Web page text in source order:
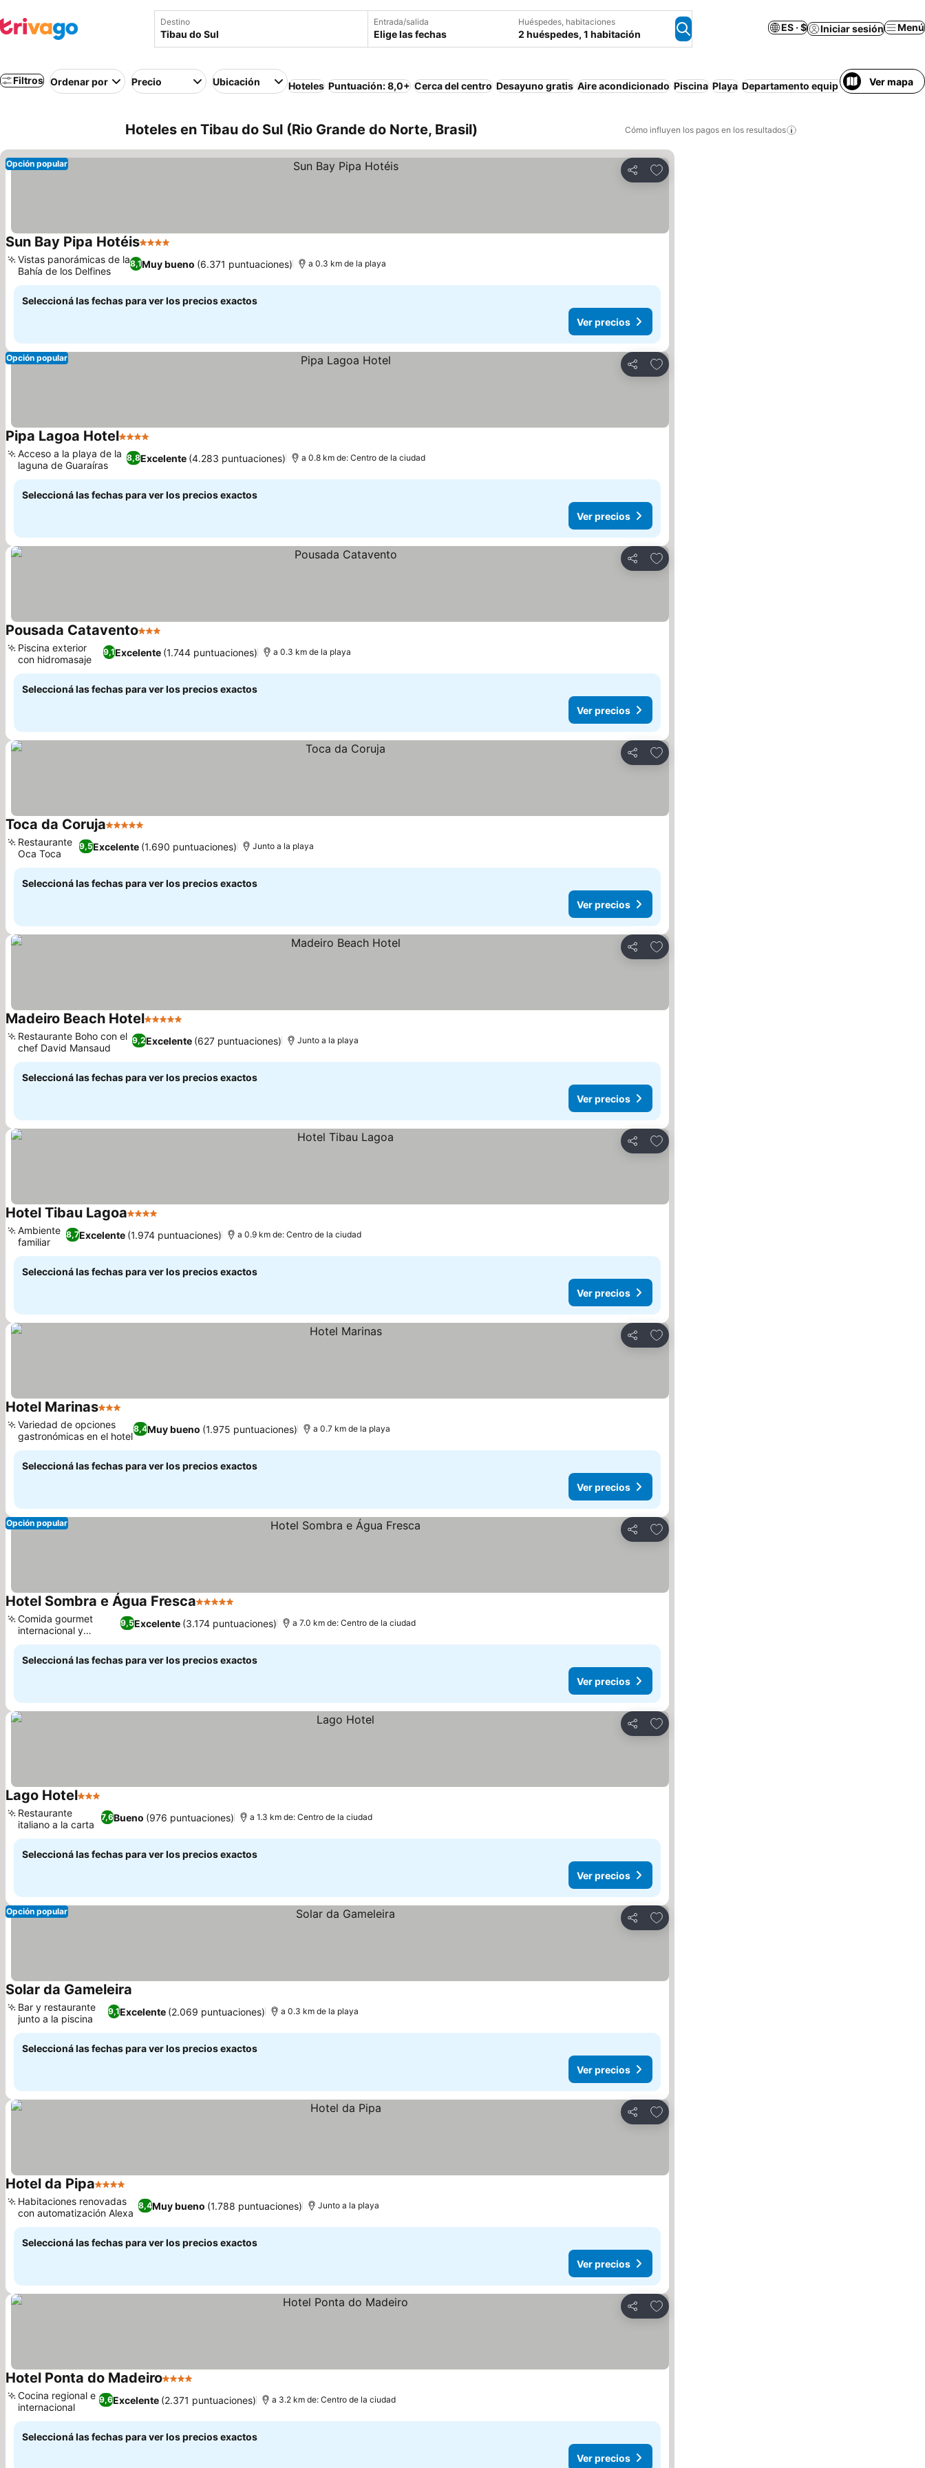
Destino Entrada/salida
Elige las fechas
Huéspedes, habitaciones
2 huéspedes, 1 habitación
ES · $ Iniciar sesión Menú
Filtros Ordenar por Precio Ubicación Hoteles Puntuación: 8,0+ Cerca del centro Desayuno gratis Aire acondicionado Piscina Playa Departamento equipado Ver mapa
Hoteles en Tibau do Sul (Rio Grande do Norte, Brasil) Cómo influyen los pagos en los resultados
Compartir
Añadir a favoritos
Opción popular
Sun Bay Pipa Hotéis4 Estrellas
8,1Muy bueno (6.371 puntuaciones)
Vistas panorámicas de la
Bahía de los Delfines
a 0.3 km de la playa
Seleccioná las fechas para ver los precios exactos
Ver precios
Compartir
Añadir a favoritos
Opción popular
Pipa Lagoa Hotel4 Estrellas
8,8Excelente (4.283 puntuaciones)
Acceso a la playa de la
laguna de Guaraíras
a 0.8 km de: Centro de la ciudad
Seleccioná las fechas para ver los precios exactos
Ver precios
Compartir
Añadir a favoritos
Pousada Catavento3 Estrellas
9,1Excelente (1.744 puntuaciones)
Piscina exterior
con hidromasaje
a 0.3 km de la playa
Seleccioná las fechas para ver los precios exactos
Ver precios
Compartir
Añadir a favoritos
Toca da Coruja5 Estrellas
9,5Excelente (1.690 puntuaciones)
Restaurante
Oca Toca
Junto a la playa
Seleccioná las fechas para ver los precios exactos
Ver precios
Compartir
Añadir a favoritos
Madeiro Beach Hotel5 Estrellas
9,2Excelente (627 puntuaciones)
Restaurante Boho con el
chef David Mansaud
Junto a la playa
Seleccioná las fechas para ver los precios exactos
Ver precios
Compartir
Añadir a favoritos
Hotel Tibau Lagoa4 Estrellas
8,7Excelente (1.974 puntuaciones)
Ambiente
familiar
a 0.9 km de: Centro de la ciudad
Seleccioná las fechas para ver los precios exactos
Ver precios
Compartir
Añadir a favoritos
Hotel Marinas3 Estrellas
8,4Muy bueno (1.975 puntuaciones)
Variedad de opciones
gastronómicas en el hotel
a 0.7 km de la playa
Seleccioná las fechas para ver los precios exactos
Ver precios
Compartir
Añadir a favoritos
Opción popular
Hotel Sombra e Água Fresca5 Estrellas
9,5Excelente (3.174 puntuaciones)
Comida gourmet
internacional y
regional
a 7.0 km de: Centro de la ciudad
Seleccioná las fechas para ver los precios exactos
Ver precios
Compartir
Añadir a favoritos
Lago Hotel3 Estrellas
7,6Bueno (976 puntuaciones)
Restaurante
italiano a la carta
a 1.3 km de: Centro de la ciudad
Seleccioná las fechas para ver los precios exactos
Ver precios
Compartir
Añadir a favoritos
Opción popular
Solar da Gameleira
9,1Excelente (2.069 puntuaciones)
Bar y restaurante
junto a la piscina
a 0.3 km de la playa
Seleccioná las fechas para ver los precios exactos
Ver precios
Compartir
Añadir a favoritos
Hotel da Pipa4 Estrellas
8,4Muy bueno (1.788 puntuaciones)
Habitaciones renovadas
con automatización Alexa
Junto a la playa
Seleccioná las fechas para ver los precios exactos
Ver precios
Compartir
Añadir a favoritos
Hotel Ponta do Madeiro4 Estrellas
9,6Excelente (2.371 puntuaciones)
Cocina regional e
internacional
a 3.2 km de: Centro de la ciudad
Seleccioná las fechas para ver los precios exactos
Ver precios